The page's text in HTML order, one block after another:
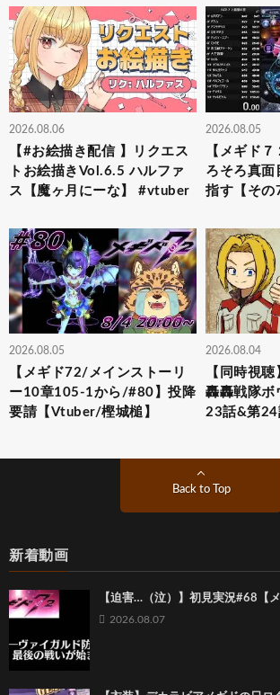
2026.08.06
【#お絵描き配信 】リクエス
トお絵描きVol.6.5 ハルファ
ス【魔ヶ月にーな】 #vtuber
2026.08.05
【メギド
ろそろ真面
指す【その7
2026.08.05
【メギド72/メインストーリ
ー10章105-1から/#80】投降
要請【Vtuber/樫城槌】
2026.08.04
【同時視聴
轟轟戦隊ボ
23話&第24
Back to Top
新着動画
【迫害…（泣）】初見実況#68【
2026.08.07